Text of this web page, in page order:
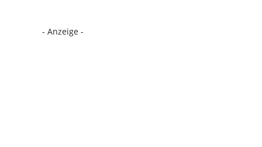
- Anzeige -